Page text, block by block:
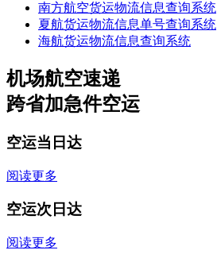
南方航空货运物流信息查询系统
夏航货运物流信息单号查询系统
海航货运物流信息查询系统
机场航空速递
跨省加急件空运
空运当日达
阅读更多
空运次日达
阅读更多